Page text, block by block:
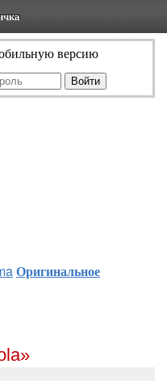
версию
Оригинальное